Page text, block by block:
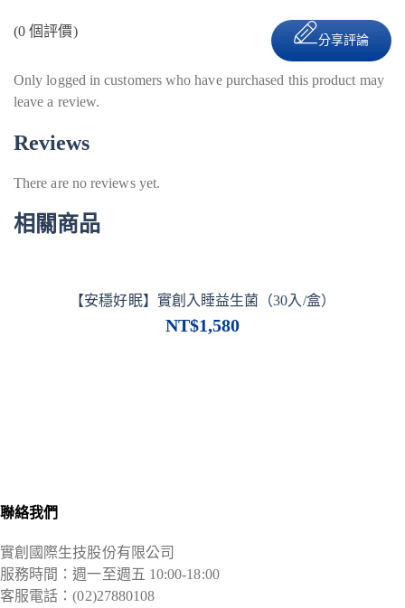
(0 個評價)
分享評論
Only logged in customers who have purchased this product may
leave a review.
Reviews
There are no reviews yet.
相關商品
【安穩好眠】實創入睡益生菌（30入/盒）
NT$1,580
聯絡我們
實創國際生技股份有限公司
服務時間：週一至週五 10:00-18:00
客服電話：(02)27880108